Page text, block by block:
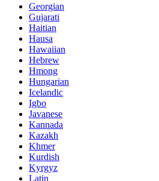
Georgian
Gujarati
Haitian
Hausa
Hawaiian
Hebrew
Hmong
Hungarian
Icelandic
Igbo
Javanese
Kannada
Kazakh
Khmer
Kurdish
Kyrgyz
Latin